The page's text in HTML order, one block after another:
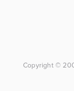
Copyright ©